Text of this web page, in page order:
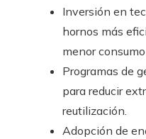
Inversión en
hornos más
menor
Programas de
para reducir
reutilización.
Adopción de